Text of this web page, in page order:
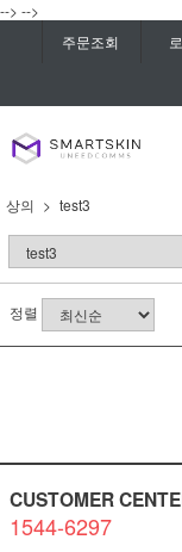
--> -->
주문조회
상의 test3
정렬
CUSTOMER
1544-6297